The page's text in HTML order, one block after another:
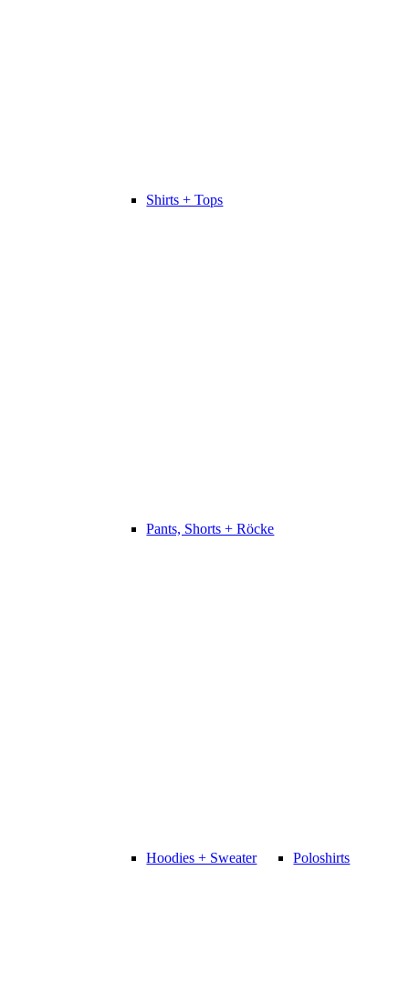
Shirts + Tops
Pants, Shorts + Röcke
Hoodies + Sweater Poloshirts